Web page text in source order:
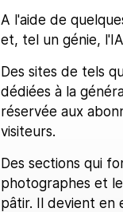
A l'aide de
et, tel un génie,
Des sites de tels
dédiées à la
réservée aux
visiteurs.
Des sections qui
photographes et
pâtir. Il devient